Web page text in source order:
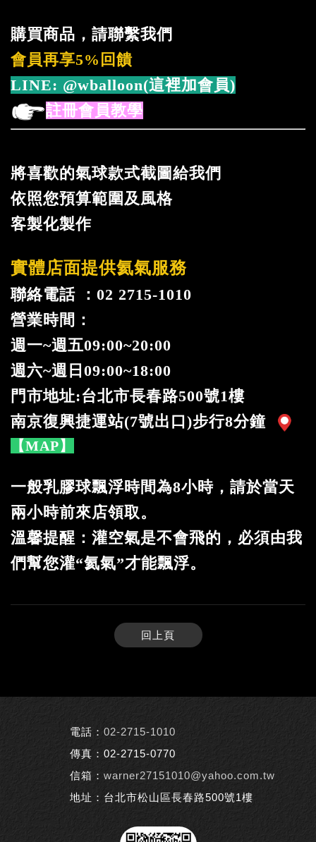
購買商品，請聯繫我們
會員再享5%回饋
LINE: @wballoon(這裡加會員)
註冊會員教學
將喜歡的氣球款式截圖給我們
依照您預算範圍及風格
客製化製作
實體店面提供氦氣服務
聯絡電話 ：02 2715-1010
營業時間：
週一~週五09:00~20:00
週六~週日09:00~18:00
門市地址:台北市長春路500號1樓
南京復興捷運站(7號出口)步行8分鐘
【MAP】
一般乳膠球飄浮時間為8小時，請於當天
兩小時前來店領取。
溫馨提醒：灌空氣是不會飛的，必須由我
們幫您灌“氦氣”才能飄浮。
回上頁
電話： 02-2715-1010
傳真：02-2715-0770
信箱： warner27151010@yahoo.com.tw
地址：台北市松山區長春路500號1樓